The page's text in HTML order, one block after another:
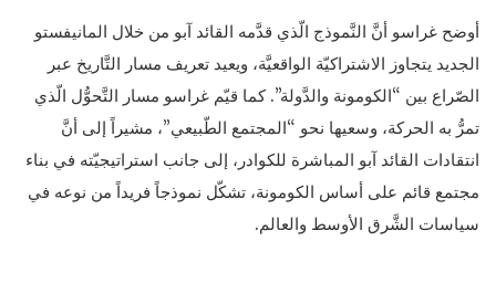
أوضح غراسو أنَّ النَّموذج الّذي قدَّمه القائد آبو من خلال المانيفستو
الجديد يتجاوز الاشتراكيّة الواقعيَّة، ويعيد تعريف مسار التَّاريخ عبر
الصّراع بين “الكومونة والدَّولة”. كما قيّم غراسو مسار التَّحوُّل الّذي
تمرُّ به الحركة، وسعيها نحو “المجتمع الطّبيعي”، مشيراً إلى أنَّ
انتقادات القائد آبو المباشرة للكوادر، إلى جانب استراتيجيّته في بناء
مجتمع قائم على أساس الكومونة، تشكّل نموذجاً فريداً من نوعه في
سياسات الشَّرق الأوسط والعالم.